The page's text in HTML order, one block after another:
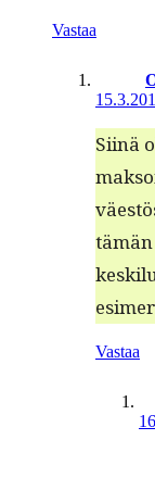
Vastaa
Siinä
Vastaa